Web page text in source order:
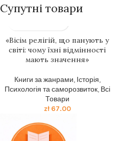
Супутні товари
«Вісім релігій, що панують у
світі: чому їхні відмінності
мають значення»
Книги за жанрами, Історія,
Психологія та саморозвиток, Всі
Товари
zł67.00